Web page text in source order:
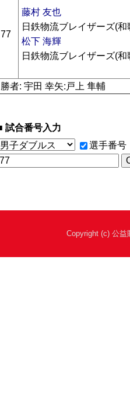
77
藤村 友也
日鉄物流ブレイザーズ(和
松下 海輝
日鉄物流ブレイザーズ(和
勝者: 宇田 幸矢:戸上 隼輔
試合番号入力
選手番号
Copyright (c) 公益